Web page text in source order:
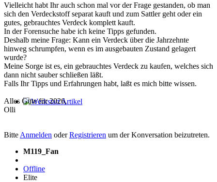
Vielleicht habt Ihr auch schon mal vor der Frage gestanden, ob man
sich den Verdeckstoff separat kauft und zum Sattler geht oder ein
gutes, gebrauchtes Verdeck komplett kauft.
In der Forensuche habe ich keine Tipps gefunden.
Deshalb meine Frage: Kann ein Verdeck über die Jahrzehnte
hinweg schrumpfen, wenn es im ausgebauten Zustand gelagert
wurde?
Meine Sorge ist es, ein gebrauchtes Verdeck zu kaufen, welches sich
dann nicht sauber schließen läßt.
Falls Ihr Tipps und Erfahrungen habt, laßt es mich bitte wissen.
Alles Gute für 2026,
Olli
Bitte Anmelden oderRegistrieren um der Konversation beizutreten.
M119_Fan
Offline
Elite